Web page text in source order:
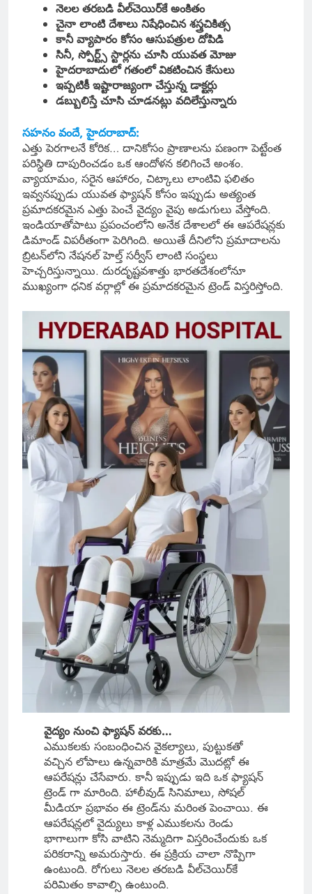
నెలల తరబడి వీల్‌చెయిర్‌కే అంకితం
చైనా లాంటి దేశాలు నిషేధించిన శస్త్రచికిత్స
కానీ వ్యాపారం కోసం ఆసుపత్రుల దోపిడి
సినీ, స్పోర్ట్స్ స్టార్లను చూసి యువత మోజు
హైదరాబాదులో గతంలో వికటించిన కేసులు
ఇప్పటికీ ఇష్టారాజ్యంగా చేస్తున్న డాక్టర్లు
డబ్బులిస్తే చూసి చూడనట్లు వదిలేస్తున్నారు
సహనం వందే, హైదరాబాద్:
ఎత్తు పెరగాలనే కోరిక… దానికోసం ప్రాణాలను పణంగా పెట్టేంత
పరిస్థితి దాపురించడం ఒక ఆందోళన కలిగించే అంశం.
వ్యాయామం, సరైన ఆహారం, చిట్కాలు లాంటివి ఫలితం
ఇవ్వనప్పుడు యువత ఫ్యాషన్ కోసం ఇప్పుడు అత్యంత
ప్రమాదకరమైన ఎత్తు పెంచే వైద్యం వైపు అడుగులు వేస్తోంది.
ఇండియాతోపాటు ప్రపంచంలోని అనేక దేశాలలో ఈ ఆపరేషన్లకు
డిమాండ్ విపరీతంగా పెరిగింది. అయితే దీనిలోని ప్రమాదాలను
బ్రిటన్‌లోని నేషనల్ హెల్త్ సర్వీస్ లాంటి సంస్థలు
హెచ్చరిస్తున్నాయి. దురదృష్టవశాత్తు భారతదేశంలోనూ
ముఖ్యంగా ధనిక వర్గాల్లో ఈ ప్రమాదకరమైన ట్రెండ్ విస్తరిస్తోంది.
వైద్యం నుంచి ఫ్యాషన్ వరకు…
ఎముకలకు సంబంధించిన వైకల్యాలు, పుట్టుకతో
వచ్చిన లోపాలు ఉన్నవారికి మాత్రమే మొదట్లో ఈ
ఆపరేషన్లు చేసేవారు. కానీ ఇప్పుడు ఇది ఒక ఫ్యాషన్
ట్రెండ్ గా మారింది. హాలీవుడ్ సినిమాలు, సోషల్
మీడియా ప్రభావం ఈ ట్రెండ్‌ను మరింత పెంచాయి. ఈ
ఆపరేషన్లలో వైద్యులు కాళ్ల ఎముకలను రెండు
భాగాలుగా కోసి వాటిని నెమ్మదిగా విస్తరించేందుకు ఒక
పరికరాన్ని అమరుస్తారు. ఈ ప్రక్రియ చాలా నొప్పిగా
ఉంటుంది. రోగులు నెలల తరబడి వీల్‌చెయిర్‌కే
పరిమితం కావాల్సి ఉంటుంది.